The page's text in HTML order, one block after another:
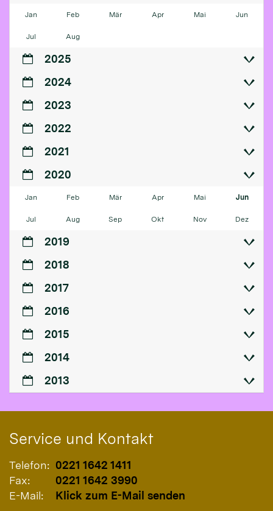
Jan Feb Mär Apr Mai Jun
Jul Aug
2025
2024
2023
2022
2021
2020
Jan Feb Mär Apr Mai Jun
Jul Aug Sep Okt Nov Dez
2019
2018
2017
2016
2015
2014
2013
Service und Kontakt
Telefon: 0221 1642 1411
Fax:
0221 1642 3990
E-Mail:
Klick zum E-Mail senden